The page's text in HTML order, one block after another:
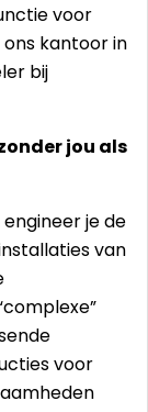
voor
kantoor in
bij
jou als
je de
van
voor